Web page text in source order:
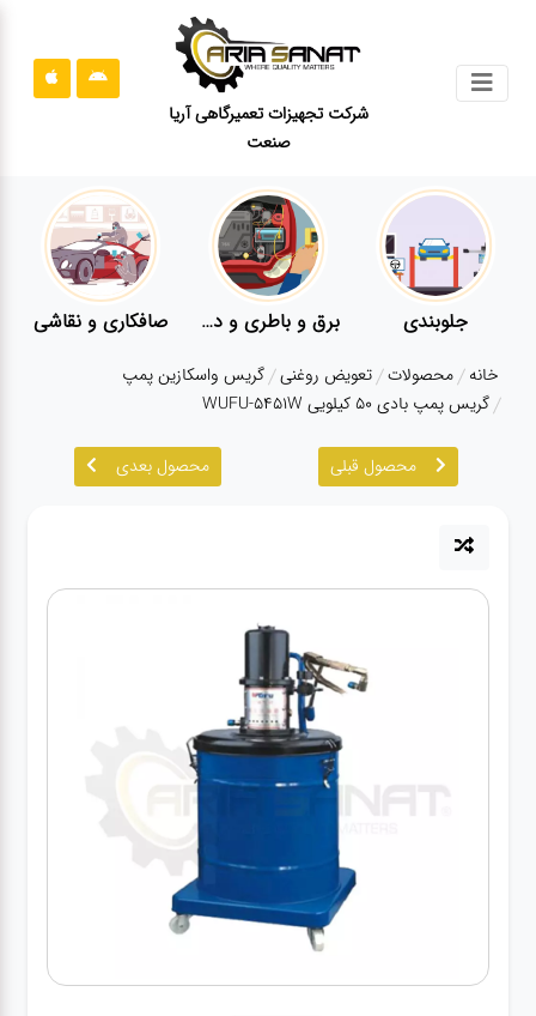
شرکت تجهیزات تعمیرگاهی آریا
صنعت
قوانین
سایت
ارتباط
درباره
ما
آپاراتی
دیاگ
جلوبندی برق و باطری و دیاگ صافکاری و نقاشی
خانه محصولات تعویض روغنی گریس واسکازین پمپ
گریس پمپ بادی ۵۰ کیلویی WUFU-5451W
محصول قبلی محصول بعدی